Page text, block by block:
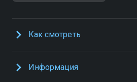
Как смотреть
Информация